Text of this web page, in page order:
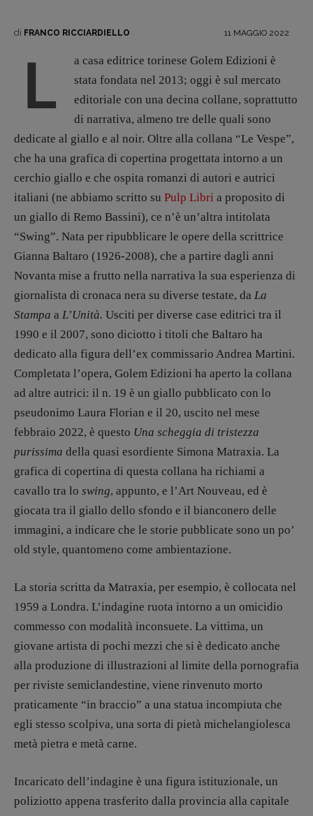
12 dicembre
Editoria
Intelligenza Artificiale
Maestri sommersi
Pasolini 1922-2022
Psichedelia
Scienza
Stranimondi
Tornare a Ballard
Valerio Evangelisti
Vampirismi
Zong!
Antonella Marrone
REDAZIONE
Walter Catalano Giuseppe Costigliola
Anna da Re ,Roberto Derobertis
Grasso,Fabio Malagnini ,Valentina
Marcoli,Elisabetta Michielin ,Nicole
Spallina,Roberto Sturm,Tania Tonin
Case editrici e coordinamento
recensioni :
Elio Grasso[eliovoyager@gmail.com]
Coordinamento Primo Piano:
Elisabetta Michielin
[michielin.elisabetta@gmail.com]
Anna da Re
[anna.dare.comunicazione@gmail.com]
Coordinamento Fumetti:
[fabio.malagnini@gmail.
Coordinamento Pulp for kids e social
media:
Valentina Marcoli
[valentina.marcoli@gmail.
ARCHIVIO E AUTORI
di FRANCO RICCIARDIELLO 11 MAGGIO 2022
L
a casa editrice torinese Golem Edizioni è
stata fondata nel 2013; oggi è sul mercato
editoriale con una decina collane, soprattutto
di narrativa, almeno tre delle quali sono
dedicate al giallo e al noir. Oltre alla collana “Le Vespe”,
che ha una grafica di copertina progettata intorno a un
cerchio giallo e che ospita romanzi di autori e autrici
italiani (ne abbiamo scritto su Pulp Libri a proposito di
un giallo di Remo Bassini), ce n’è un’altra intitolata
“Swing”. Nata per ripubblicare le opere della scrittrice
Gianna Baltaro (1926-2008), che a partire dagli anni
Novanta mise a frutto nella narrativa la sua esperienza di
giornalista di cronaca nera su diverse testate, da La
Stampa a L’Unità. Usciti per diverse case editrici tra il
1990 e il 2007, sono diciotto i titoli che Baltaro ha
dedicato alla figura dell’ex commissario Andrea Martini.
Completata l’opera, Golem Edizioni ha aperto la collana
ad altre autrici: il n. 19 è un giallo pubblicato con lo
pseudonimo Laura Florian e il 20, uscito nel mese
febbraio 2022, è questo Una scheggia di tristezza
purissima della quasi esordiente Simona Matraxia. La
grafica di copertina di questa collana ha richiami a
cavallo tra lo swing, appunto, e l’Art Nouveau, ed è
giocata tra il giallo dello sfondo e il bianconero delle
immagini, a indicare che le storie pubblicate sono un po’
old style, quantomeno come ambientazione.
La storia scritta da Matraxia, per esempio, è collocata nel
1959 a Londra. L’indagine ruota intorno a un omicidio
commesso con modalità inconsuete. La vittima, un
giovane artista di pochi mezzi che si è dedicato anche
alla produzione di illustrazioni al limite della pornografia
per riviste semiclandestine, viene rinvenuto morto
praticamente “in braccio” a una statua incompiuta che
egli stesso scolpiva, una sorta di pietà michelangiolesca
metà pietra e metà carne.
Incaricato dell’indagine è una figura istituzionale, un
poliziotto appena trasferito dalla provincia alla capitale